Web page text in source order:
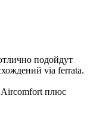
подойдут
via ferrata.
плюс